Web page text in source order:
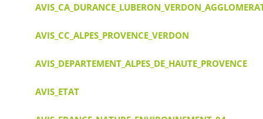
AVIS_CC_ALPES_PROVENCE_VERDON
AVIS_DEPARTEMENT_ALPES_DE_HAUTE_PROVENCE
AVIS_ETAT